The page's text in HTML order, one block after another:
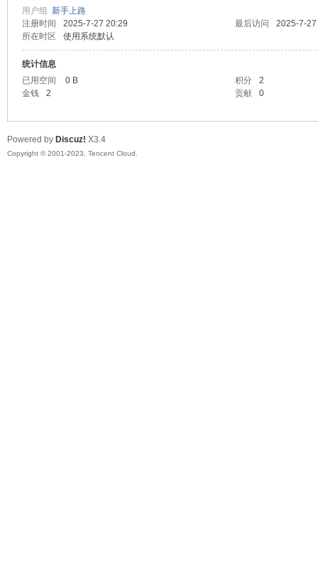
用户组 新手上路
注册时间
2025-7-27 20:29 最后访问
2025-7-
所在时区
使用系统默认
统计信息
已用空间
0 B 积分
2
金钱
2 贡献 0
Powered by Discuz! X3.4
Copyright © 2001-2023, Tencent Cloud.